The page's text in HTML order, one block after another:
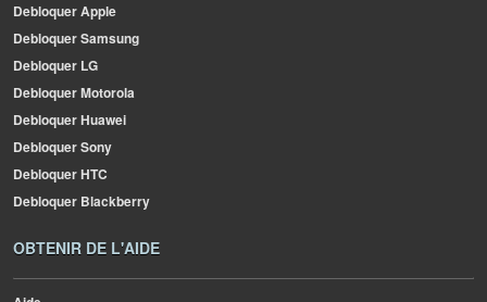
Debloquer Apple
Debloquer Samsung
Debloquer LG
Debloquer Motorola
Debloquer Huawei
Debloquer Sony
Debloquer HTC
Debloquer Blackberry
OBTENIR DE L'AIDE